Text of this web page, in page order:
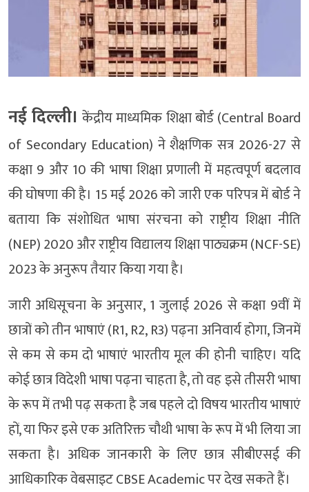
नई दिल्ली। केंद्रीय माध्यमिक शिक्षा बोर्ड (Central Board
of Secondary Education) ने शैक्षणिक सत्र 2026-27 से
कक्षा 9 और 10 की भाषा शिक्षा प्रणाली में महत्वपूर्ण बदलाव
की घोषणा की है। 15 मई 2026 को जारी एक परिपत्र में बोर्ड ने
बताया कि संशोधित भाषा संरचना को राष्ट्रीय शिक्षा नीति
(NEP) 2020 और राष्ट्रीय विद्यालय शिक्षा पाठ्यक्रम (NCF-SE)
2023 के अनुरूप तैयार किया गया है।
जारी अधिसूचना के अनुसार, 1 जुलाई 2026 से कक्षा 9वीं में
छात्रों को तीन भाषाएं (R1, R2, R3) पढ़ना अनिवार्य होगा, जिनमें
से कम से कम दो भाषाएं भारतीय मूल की होनी चाहिए। यदि
कोई छात्र विदेशी भाषा पढ़ना चाहता है, तो वह इसे तीसरी भाषा
के रूप में तभी पढ़ सकता है जब पहले दो विषय भारतीय भाषाएं
हों, या फिर इसे एक अतिरिक्त चौथी भाषा के रूप में भी लिया जा
सकता है। अधिक जानकारी के लिए छात्र सीबीएसई की
आधिकारिक वेबसाइट CBSE Academic पर देख सकते हैं।